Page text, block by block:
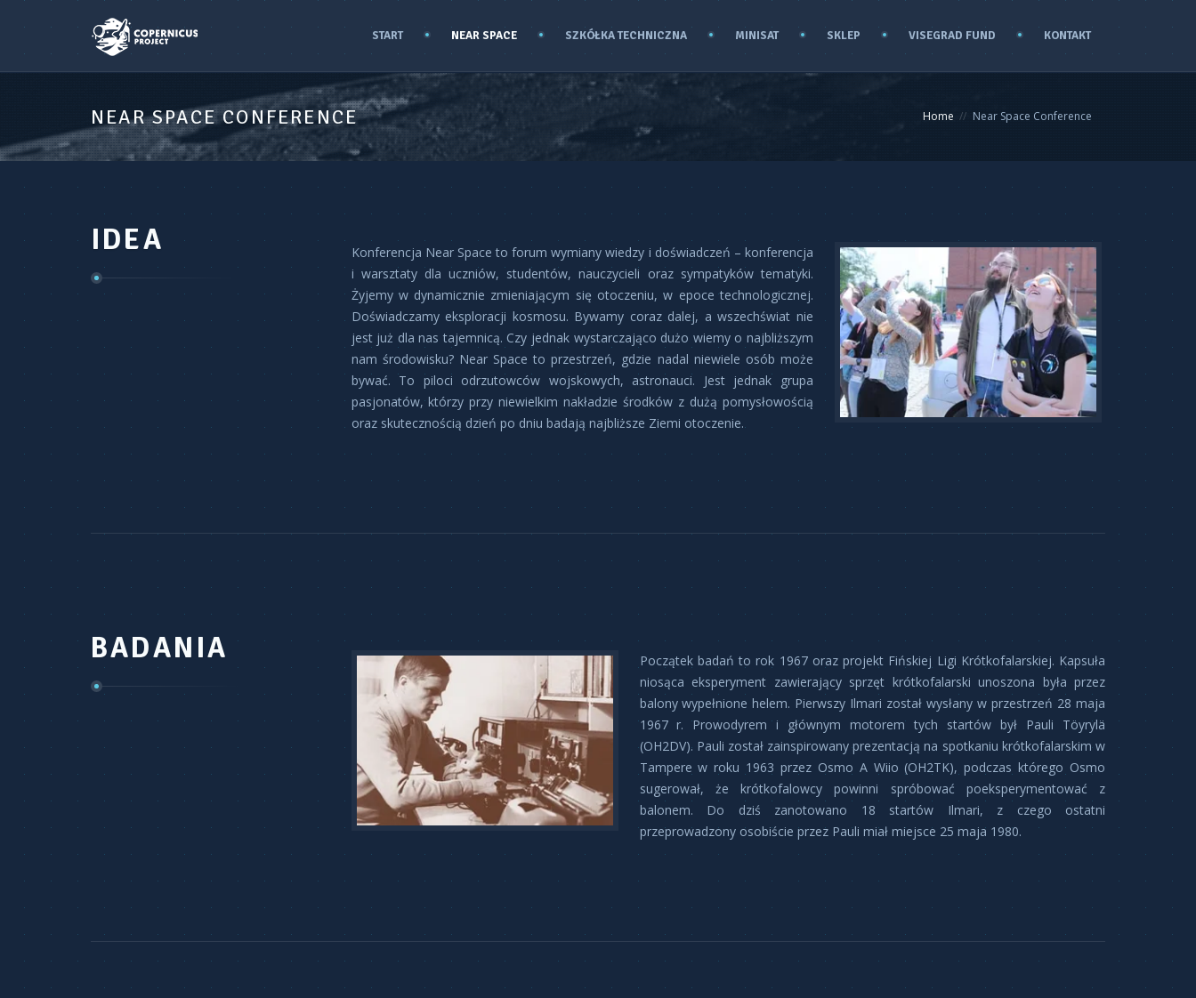
START NEAR SPACE SZKÓŁKA TECHNICZNA MINISAT SKLEP VISEGRAD FUND KONTAKT
NEAR SPACE CONFERENCE Home Near Space Conference
IDEA
Konferencja Near Space to forum wymiany wiedzy i doświadczeń – konferencja
i warsztaty dla uczniów, studentów, nauczycieli oraz sympatyków tematyki.
Żyjemy w dynamicznie zmieniającym się otoczeniu, w epoce technologicznej.
Doświadczamy eksploracji kosmosu. Bywamy coraz dalej, a wszechświat nie
jest już dla nas tajemnicą. Czy jednak wystarczająco dużo wiemy o najbliższym
nam środowisku? Near Space to przestrzeń, gdzie nadal niewiele osób może
bywać. To piloci odrzutowców wojskowych, astronauci. Jest jednak grupa
pasjonatów, którzy przy niewielkim nakładzie środków z dużą pomysłowością
oraz skutecznością dzień po dniu badają najbliższe Ziemi otoczenie.
BADANIA
Początek badań to rok 1967 oraz projekt Fińskiej Ligi Krótkofalarskiej. Kapsuła
niosąca eksperyment zawierający sprzęt krótkofalarski unoszona była przez
balony wypełnione helem. Pierwszy Ilmari został wysłany w przestrzeń 28 maja
1967 r. Prowodyrem i głównym motorem tych startów był Pauli Töyrylä
(OH2DV). Pauli został zainspirowany prezentacją na spotkaniu krótkofalarskim w
Tampere w roku 1963 przez Osmo A Wiio (OH2TK), podczas którego Osmo
sugerował, że krótkofalowcy powinni spróbować poeksperymentować z
balonem. Do dziś zanotowano 18 startów Ilmari, z czego ostatni
przeprowadzony osobiście przez Pauli miał miejsce 25 maja 1980.